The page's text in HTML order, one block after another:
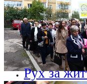
Рух за